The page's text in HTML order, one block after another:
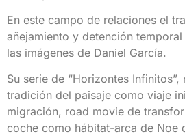
En este campo de relaciones el
añejamiento y detención
las imágenes de Daniel García.
Su serie de “Horizontes Infinitos”,
tradición del paisaje como viaje
migración, road movie de
coche como hábitat-arca de Noe